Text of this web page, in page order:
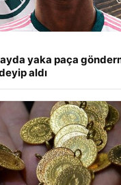
yaka paça
aldı